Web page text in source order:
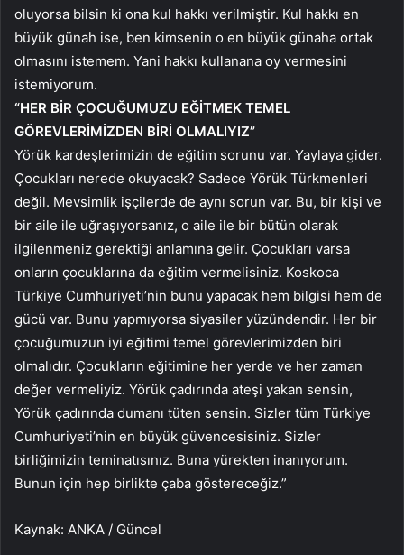
oluyorsa bilsin ki ona kul hakkı verilmiştir. Kul hakkı en
büyük günah ise, ben kimsenin o en büyük günaha ortak
olmasını istemem. Yani hakkı kullanana oy vermesini
istemiyorum.
“HER BİR ÇOCUĞUMUZU EĞİTMEK TEMEL
GÖREVLERİMİZDEN BİRİ OLMALIYIZ”
Yörük kardeşlerimizin de eğitim sorunu var. Yaylaya gider.
Çocukları nerede okuyacak? Sadece Yörük Türkmenleri
değil. Mevsimlik işçilerde de aynı sorun var. Bu, bir kişi ve
bir aile ile uğraşıyorsanız, o aile ile bir bütün olarak
ilgilenmeniz gerektiği anlamına gelir. Çocukları varsa
onların çocuklarına da eğitim vermelisiniz. Koskoca
Türkiye Cumhuriyeti’nin bunu yapacak hem bilgisi hem de
gücü var. Bunu yapmıyorsa siyasiler yüzündendir. Her bir
çocuğumuzun iyi eğitimi temel görevlerimizden biri
olmalıdır. Çocukların eğitimine her yerde ve her zaman
değer vermeliyiz. Yörük çadırında ateşi yakan sensin,
Yörük çadırında dumanı tüten sensin. Sizler tüm Türkiye
Cumhuriyeti’nin en büyük güvencesisiniz. Sizler
birliğimizin teminatısınız. Buna yürekten inanıyorum.
Bunun için hep birlikte çaba göstereceğiz.”
Kaynak: ANKA / Güncel